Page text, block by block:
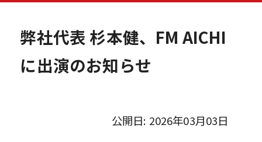
弊社代表 杉本健、FM AICHI
に出演のお知らせ
公開日: 2026年03月03日